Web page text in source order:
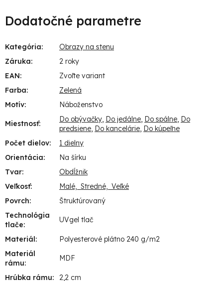
Dodatočné parametre
Kategória:
Obrazy na stenu
Záruka:
2 roky
EAN:
Zvoľte variant
Farba:
Zelená
Motív: Náboženstvo
Miestnosť: Do obývačky, Do jedálne, Do spálne, Do
predsiene, Do kancelárie, Do kúpeľne
Počet dielov:
1 dielny
Orientácia:
Na šírku
Tvar:
Obdĺžnik
Veľkosť:
Malé, Stredné, Veľké
Povrch:
Štruktúrovaný
Technológia
tlače:
UVgel tlač
Materiál:
Polyesterové plátno 240 g/m2
Materiál
rámu:
MDF
Hrúbka rámu: 2,2 cm